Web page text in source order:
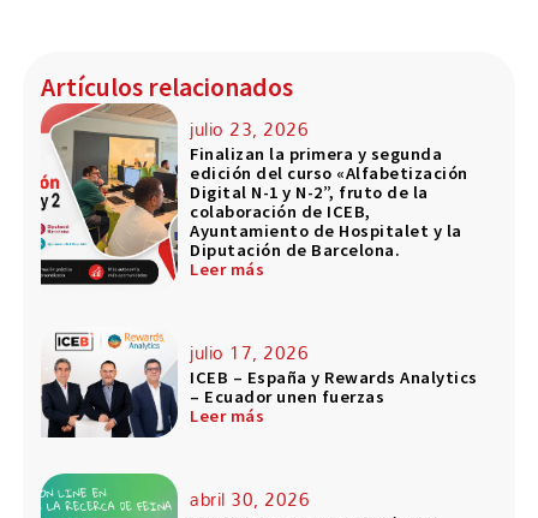
Artículos relacionados
julio 23, 2026
Finalizan la primera y segunda
edición del curso «Alfabetización
Digital N-1 y N-2”, fruto de la
colaboración de ICEB,
Ayuntamiento de Hospitalet y la
Diputación de Barcelona.
Leer más
julio 17, 2026
ICEB – España y Rewards Analytics
– Ecuador unen fuerzas
Leer más
abril 30, 2026